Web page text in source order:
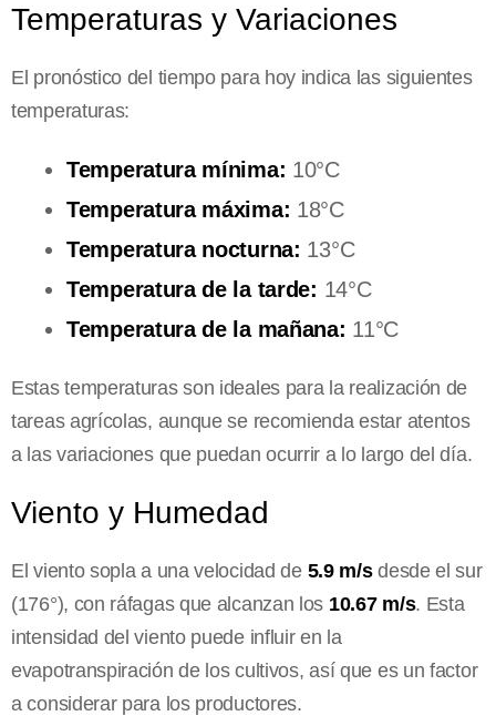
Temperaturas y Variaciones
El pronóstico del tiempo para hoy indica las siguientes
temperaturas:
Temperatura mínima: 10°C
Temperatura máxima: 18°C
Temperatura nocturna: 13°C
Temperatura de la tarde: 14°C
Temperatura de la mañana: 11°C
Estas temperaturas son ideales para la realización de
tareas agrícolas, aunque se recomienda estar atentos
a las variaciones que puedan ocurrir a lo largo del día.
Viento y Humedad
El viento sopla a una velocidad de 5.9 m/sdesde el sur
(176°), con ráfagas que alcanzan los 10.67 m/s. Esta
intensidad del viento puede influir en la
evapotranspiración de los cultivos, así que es un factor
a considerar para los productores.